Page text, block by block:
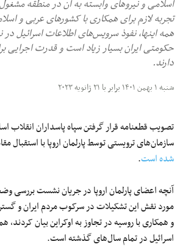
اسلامی و نیروهای وابسته به آن در منطقه‌
تجربه لازم برای همکاری با کشورهای عربی و
همه اینها، نفوذ سرویس‌های اطلاعات اسرائیل در
حکومتی ایران بسیار زیاد است و قدرت اجرایی
دارند.
شنبه ۱ بهمن ۱۴۰۱ برابر با ۲۱ ژانویه ۲۰۲۳
تصویب قطعنامه قرار گرفتن سپاه پاسداران انقلاب
سازمان‌های ترویستی توسط پارلمان اروپا با استقبال
شده است.
آنچه اعضای پارلمان اروپا در جریان نشست بررسی
مورد نقش این تشکیلات در سرکوب مردم ایران و
و همکاری با روسیه در تجاوز به اوکراین بیان
اسرائیل در تمام سال‌های گذشته است.